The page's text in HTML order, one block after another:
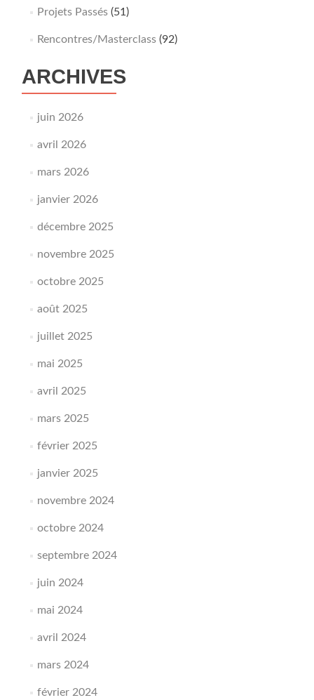
Projets Passés(51)
Rencontres/Masterclass(92)
ARCHIVES
juin 2026
avril 2026
mars 2026
janvier 2026
décembre 2025
novembre 2025
octobre 2025
août 2025
juillet 2025
mai 2025
avril 2025
mars 2025
février 2025
janvier 2025
novembre 2024
octobre 2024
septembre 2024
juin 2024
mai 2024
avril 2024
mars 2024
février 2024